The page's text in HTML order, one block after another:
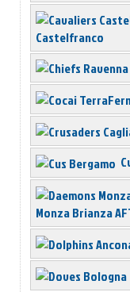
Castelfranco
Monza Brianza